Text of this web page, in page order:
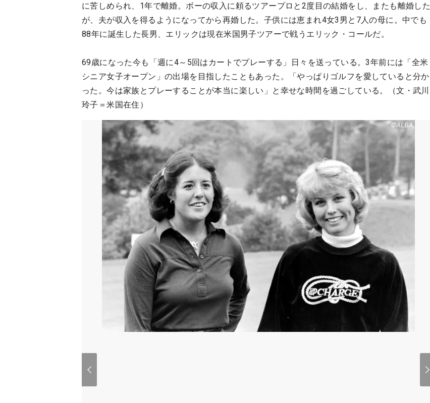
に苦しめられ、1年で離婚。ボーの収入に頼るツアープロと2度目の結婚をし、またも離婚した
が、夫が収入を得るようになってから再婚した。子供には恵まれ4女3男と7人の母に。中でも
88年に誕生した長男、エリックは現在米国男子ツアーで戦うエリック・コールだ。
69歳になった今も「週に4～5回はカートでプレーする」日々を送っている。3年前には「全米
シニア女子オープン」の出場を目指したこともあった。「やっぱりゴルフを愛していると分か
った。今は家族とプレーすることが本当に楽しい」と幸せな時間を過ごしている。
（文・武川
玲子＝米国在住）